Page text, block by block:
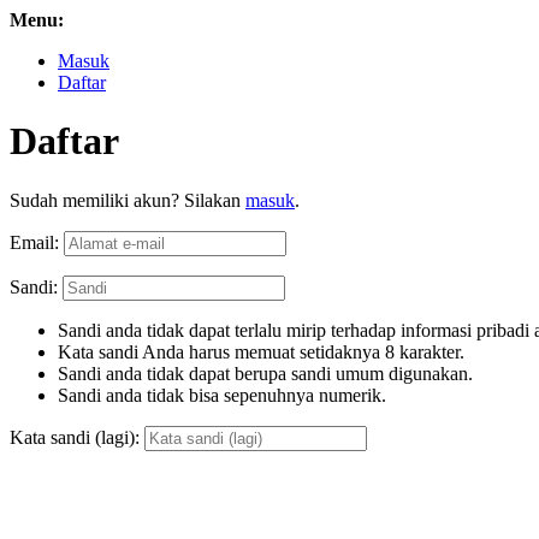
Menu:
Masuk
Daftar
Daftar
Sudah memiliki akun? Silakan masuk.
Email:
Sandi:
Sandi anda tidak dapat terlalu mirip terhadap informasi pribadi
Kata sandi Anda harus memuat setidaknya 8 karakter.
Sandi anda tidak dapat berupa sandi umum digunakan.
Sandi anda tidak bisa sepenuhnya numerik.
Kata sandi (lagi):